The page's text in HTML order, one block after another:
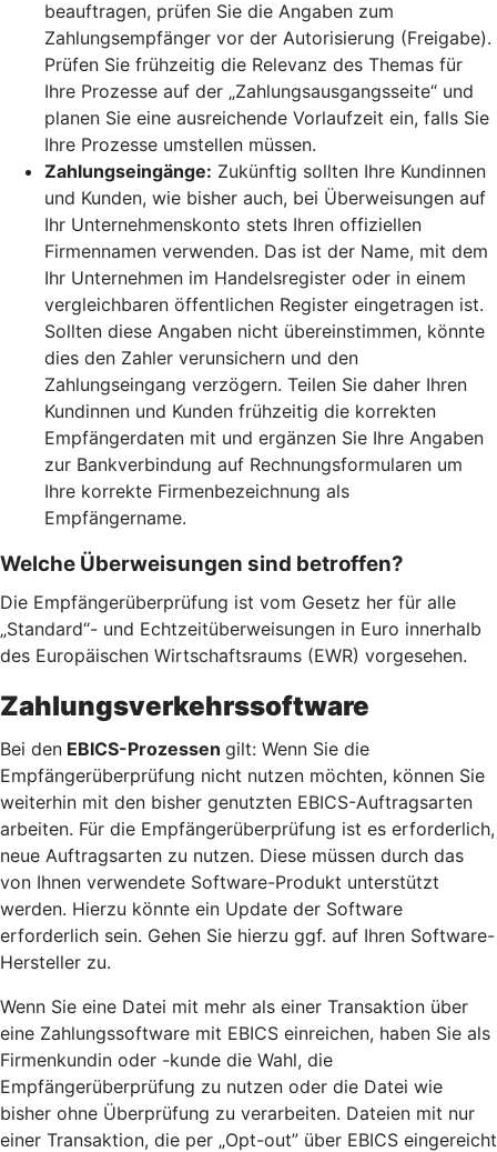
beauftragen, prüfen Sie die Angaben zum
Zahlungsempfänger vor der Autorisierung (Freigabe).
Prüfen Sie frühzeitig die Relevanz des Themas für
Ihre Prozesse auf der „Zahlungsausgangsseite“ und
planen Sie eine ausreichende Vorlaufzeit ein, falls Sie
Ihre Prozesse umstellen müssen.
Zahlungseingänge: Zukünftig sollten Ihre Kundinnen
und Kunden, wie bisher auch, bei Überweisungen auf
Ihr Unternehmenskonto stets Ihren offiziellen
Firmennamen verwenden. Das ist der Name, mit dem
Ihr Unternehmen im Handelsregister oder in einem
vergleichbaren öffentlichen Register eingetragen ist.
Sollten diese Angaben nicht übereinstimmen, könnte
dies den Zahler verunsichern und den
Zahlungseingang verzögern. Teilen Sie daher Ihren
Kundinnen und Kunden frühzeitig die korrekten
Empfängerdaten mit und ergänzen Sie Ihre Angaben
zur Bankverbindung auf Rechnungsformularen um
Ihre korrekte Firmenbezeichnung als
Empfängername.
Welche Überweisungen sind betroffen?
Die Empfängerüberprüfung ist vom Gesetz her für alle
„Standard“- und Echtzeitüberweisungen in Euro innerhalb
des Europäischen Wirtschaftsraums (EWR) vorgesehen.
Zahlungsverkehrssoftware
Bei den EBICS-Prozessen gilt: Wenn Sie die
Empfängerüberprüfung nicht nutzen möchten, können Sie
weiterhin mit den bisher genutzten EBICS-Auftragsarten
arbeiten. Für die Empfängerüberprüfung ist es erforderlich,
neue Auftragsarten zu nutzen. Diese müssen durch das
von Ihnen verwendete Software-Produkt unterstützt
werden. Hierzu könnte ein Update der Software
erforderlich sein. Gehen Sie hierzu ggf. auf Ihren Software-
Hersteller zu.
Wenn Sie eine Datei mit mehr als einer Transaktion über
eine Zahlungssoftware mit EBICS einreichen, haben Sie als
Firmenkundin oder -kunde die Wahl, die
Empfängerüberprüfung zu nutzen oder die Datei wie
bisher ohne Überprüfung zu verarbeiten. Dateien mit nur
einer Transaktion, die per „Opt-out” über EBICS eingereicht